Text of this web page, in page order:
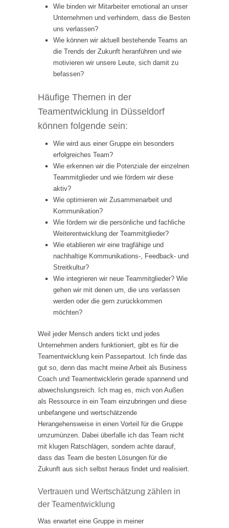
Wie binden wir Mitarbeiter emotional an unser
Unternehmen und verhindern, dass die Besten
uns verlassen?
Wie können wir aktuell bestehende Teams an
die Trends der Zukunft heranführen und wie
motivieren wir unsere Leute, sich damit zu
befassen?
Häufige Themen in der
Teamentwicklung in Düsseldorf
können folgende sein:
Wie wird aus einer Gruppe ein besonders
erfolgreiches Team?
Wie erkennen wir die Potenziale der einzelnen
Teammitglieder und wie fördern wir diese
aktiv?
Wie optimieren wir Zusammenarbeit und
Kommunikation?
Wie fördern wir die persönliche und fachliche
Weiterentwicklung der Teammitglieder?
Wie etablieren wir eine tragfähige und
nachhaltige Kommunikations-, Feedback- und
Streitkultur?
Wie integrieren wir neue Teammitglieder? Wie
gehen wir mit denen um, die uns verlassen
werden oder die gern zurückkommen
möchten?
Weil jeder Mensch anders tickt und jedes
Unternehmen anders funktioniert, gibt es für die
Teamentwicklung kein Passepartout. Ich finde das
gut so, denn das macht meine Arbeit als Business
Coach und Teamentwicklerin gerade spannend und
abwechslungsreich. Ich mag es, mich von Außen
als Ressource in ein Team einzubringen und diese
unbefangene und wertschätzende
Herangehensweise in einen Vorteil für die Gruppe
umzumünzen. Dabei überfalle ich das Team nicht
mit klugen Ratschlägen, sondern achte darauf,
dass das Team die besten Lösungen für die
Zukunft aus sich selbst heraus findet und realisiert.
Vertrauen und Wertschätzung zählen in
der Teamentwicklung
Was erwartet eine Gruppe in meiner